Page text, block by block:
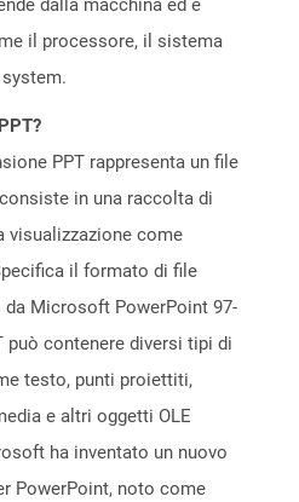
dalla macchina ed è
il processore, il sistema
PPT rappresenta un file
in una raccolta di
visualizzazione come
il formato di file
Microsoft PowerPoint 97-
può contenere diversi tipi di
testo, punti proiettiti,
e altri oggetti OLE
ha inventato un nuovo
PowerPoint, noto come